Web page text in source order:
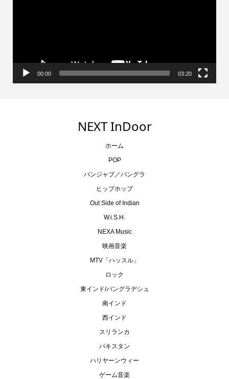
00:00 03:20
NEXT InDoor
ホーム
POP
パンジャブ／バングラ
ヒップホップ
Out Side of Indian
W.i.S.H.
NEXA Music
映画音楽
MTV「ハッスル」
ロック
東インド/バングラデシュ
南インド
西インド
スリランカ
パキスタン
ハリヤーンウィー
ゲーム音楽